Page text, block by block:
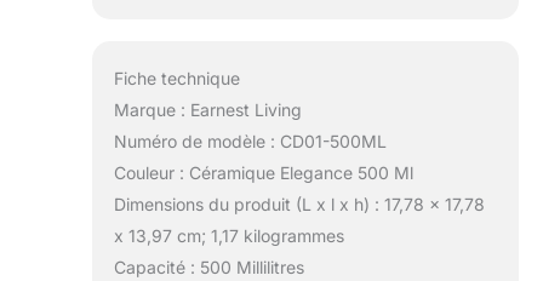
Fiche technique
Marque : Earnest Living
Numéro de modèle : CD01-500ML
Couleur : Céramique Elegance 500 Ml
Dimensions du produit (L x l x h) : 17,78 x 17,78
x 13,97 cm; 1,17 kilogrammes
Capacité : 500 Millilitres